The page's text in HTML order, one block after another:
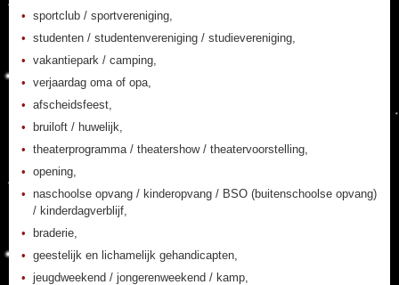
sportclub / sportvereniging,
studenten / studentenvereniging / studievereniging,
vakantiepark / camping,
verjaardag oma of opa,
afscheidsfeest,
bruiloft / huwelijk,
theaterprogramma / theatershow / theatervoorstelling,
opening,
naschoolse opvang / kinderopvang / BSO (buitenschoolse opvang)
/ kinderdagverblijf,
braderie,
geestelijk en lichamelijk gehandicapten,
jeugdweekend / jongerenweekend / kamp,